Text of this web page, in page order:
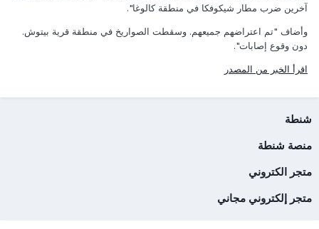
آخرين ضرب مطار شيكوفكا في منطقة كالوغا".
وأضاف "تم اعتراضهم جميعهم. وسقطت الصواريخ في منطقة قرية بيتوش.
دون وقوع إصابات".
اقرأ الخبر من المصدر
شنطة
منصة شنطة
متجر الكتروني
متجر إلكتروني مجاني